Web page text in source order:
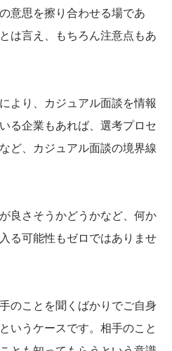
意思を擦り合わせる場であ
は言え、もちろん注意点もあ
より、カジュアル面談を情報
る企業もあれば、選考プロセ
ど、カジュアル面談の境界線
良さそうかどうかなど、何か
る可能性もゼロではありませ
のことを聞くばかりでご自身
いうケースです。相手のこと